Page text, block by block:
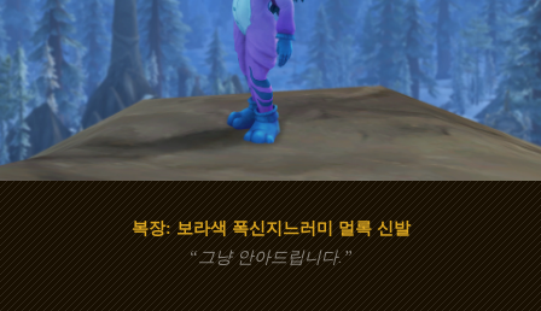
복장: 보라색 폭신지느러미 멀록 신발
“그냥 안아드립니다.”